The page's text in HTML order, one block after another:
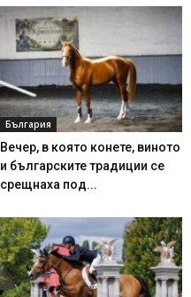
България
Вечер, в която конете, виното
и българските традиции се
срещнаха под...